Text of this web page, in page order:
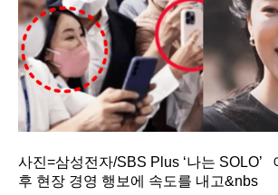
사진=삼성전자/SBS Plus ‘나는 SOLO’
후 현장 경영 행보에 속도를 내고&nbs